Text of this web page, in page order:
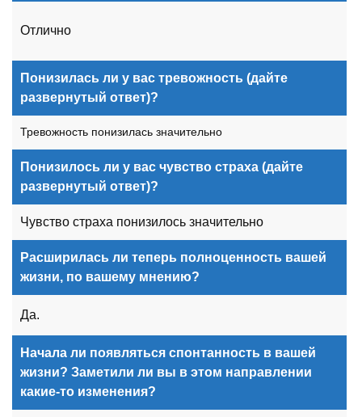
Отлично
Понизилась ли у вас тревожность (дайте
развернутый ответ)?
Тревожность понизилась значительно
Понизилось ли у вас чувство страха (дайте
развернутый ответ)?
Чувство страха понизилось значительно
Расширилась ли теперь полноценность вашей
жизни, по вашему мнению?
Да.
Начала ли появляться спонтанность в вашей
жизни? Заметили ли вы в этом направлении
какие-то изменения?